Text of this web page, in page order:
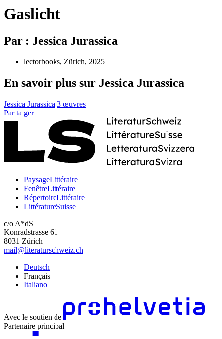
Gaslicht
Par : Jessica Jurassica
lectorbooks, Zürich, 2025
En savoir plus sur Jessica Jurassica
Jessica Jurassica 3 œuvres
Par ta ger
PaysageLittéraire
FenêtreLittéraire
RépertoireLittéraire
LittératureSuisse
c/o A*dS
Konradstrasse 61
8031 Zürich
mail@literaturschweiz.ch
Deutsch
Français
Italiano
Avec le soutien de
Partenaire principal